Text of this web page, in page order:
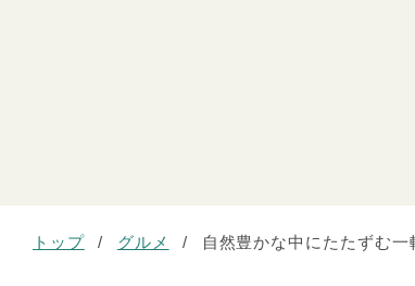
トップ / グルメ / 自然豊かな中にたたずむ